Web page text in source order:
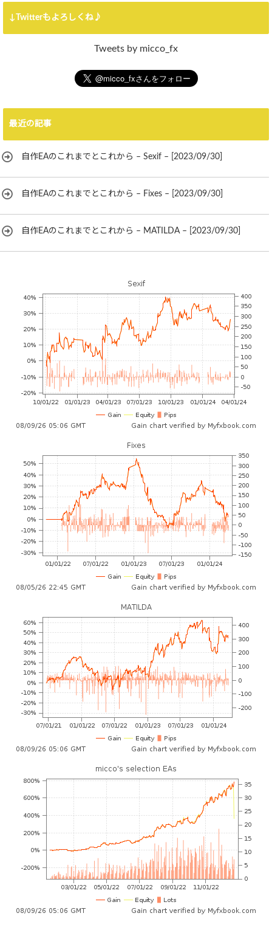
↓Twitterもよろしくね♪
Tweets by micco_fx
最近の記事
自作EAのこれまでとこれから – Sexif – [2023/09/30]
自作EAのこれまでとこれから – Fixes – [2023/09/30]
自作EAのこれまでとこれから – MATILDA – [2023/09/30]